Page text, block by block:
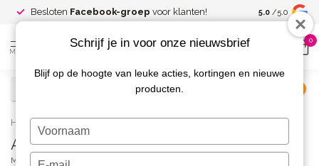
Besloten Facebook-groep voor klanten! Spaar voor
kortingen
5.0 /5.0
MENU
0
Home / AirNails Paint 27 Neon Blue 5 ml.
AirNails Paint 27 Neon Blue 5 ml.
MAGNETIC
Schrijf je in voor onze nieuwsbrief
Blijf op de hoogte van leuke acties, kortingen en nieuwe
producten.
Typ
je
naam
Typ